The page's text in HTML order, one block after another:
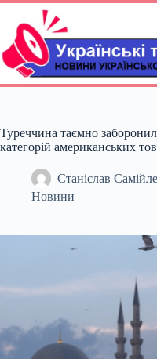
Перейти
вмісту
Туреччина таємно
категорій американських
Станіслав
Новини